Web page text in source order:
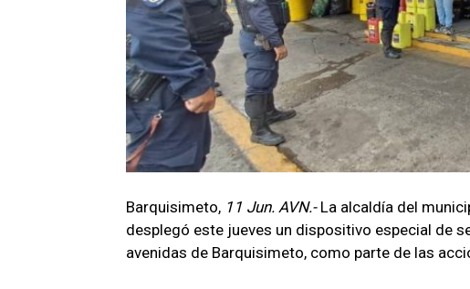
Barquisimeto, 11 Jun. AVN.- La alcaldía del
desplegó este jueves un dispositivo especial de
avenidas de Barquisimeto, como parte de las